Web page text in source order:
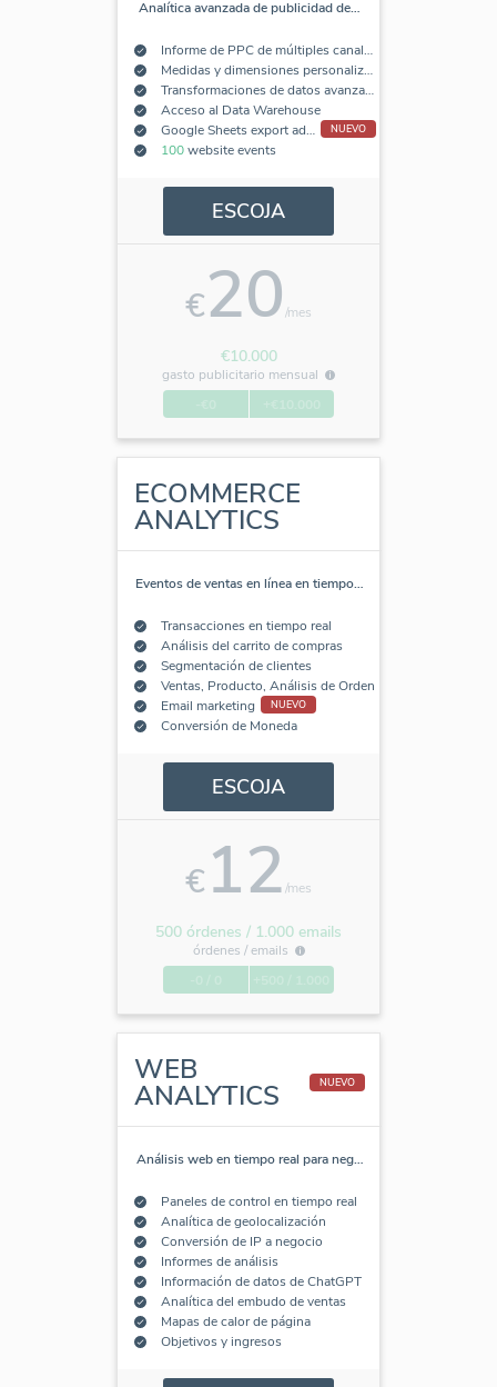
Analítica avanzada de publicidad de…
Informe de PPC de múltiples canales
Medidas y dimensiones personalizadas
Transformaciones de datos avanzadas
Acceso al Data Warehouse
Google Sheets export add-on
NUEVO
100website events
ESCOJA
€20/mes
€10.000
gasto publicitario mensual
ECOMMERCE
ANALYTICS
Eventos de ventas en línea en tiempo…
Transacciones en tiempo real
Análisis del carrito de compras
Segmentación de clientes
Ventas, Producto, Análisis de Orden
Email marketing
NUEVO
Conversión de Moneda
ESCOJA
€12/mes
500 órdenes / 1.000 emails
órdenes /emails
WEB
ANALYTICS NUEVO
Análisis web en tiempo real para neg…
Paneles de control en tiempo real
Analítica de geolocalización
Conversión de IP a negocio
Informes de análisis
Información de datos de ChatGPT
Analítica del embudo de ventas
Mapas de calor de página
Objetivos y ingresos